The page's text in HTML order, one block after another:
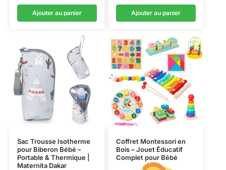
Ajouter au panier Ajouter au panier
Sac Trousse Isotherme
pour Biberon Bébé –
Portable & Thermique |
Maternita Dakar
Coffret Montessori en
Bois – Jouet Éducatif
Complet pour Bébé